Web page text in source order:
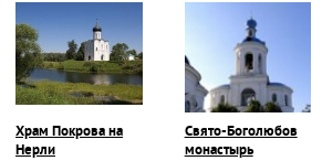
Храм Покрова на
Нерли
Свято-Боголюбов
монастырь